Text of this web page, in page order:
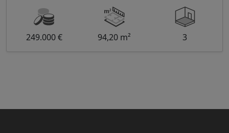
249.000 € 94,20 m² 3